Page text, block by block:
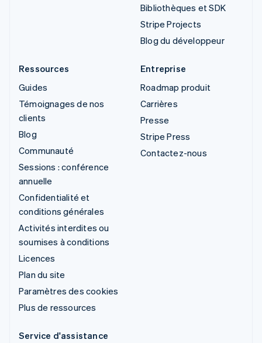
Bibliothèques et SDK
Stripe Projects
Blog du développeur
Ressources
Guides
Témoignages de nos
clients
Blog
Communauté
Sessions : conférence
annuelle
Confidentialité et
conditions générales
Activités interdites ou
soumises à conditions
Licences
Plan du site
Paramètres des cookies
Plus de ressources
Entreprise
Roadmap produit
Carrières
Presse
Stripe Press
Contactez-nous
Service d'assistance